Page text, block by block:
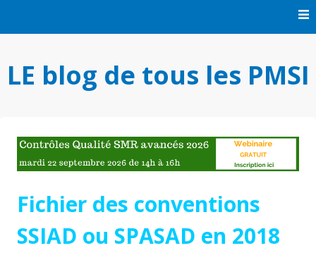
LE blog de tous les PMSI
Fichier des conventions
SSIAD ou SPASAD en 2018